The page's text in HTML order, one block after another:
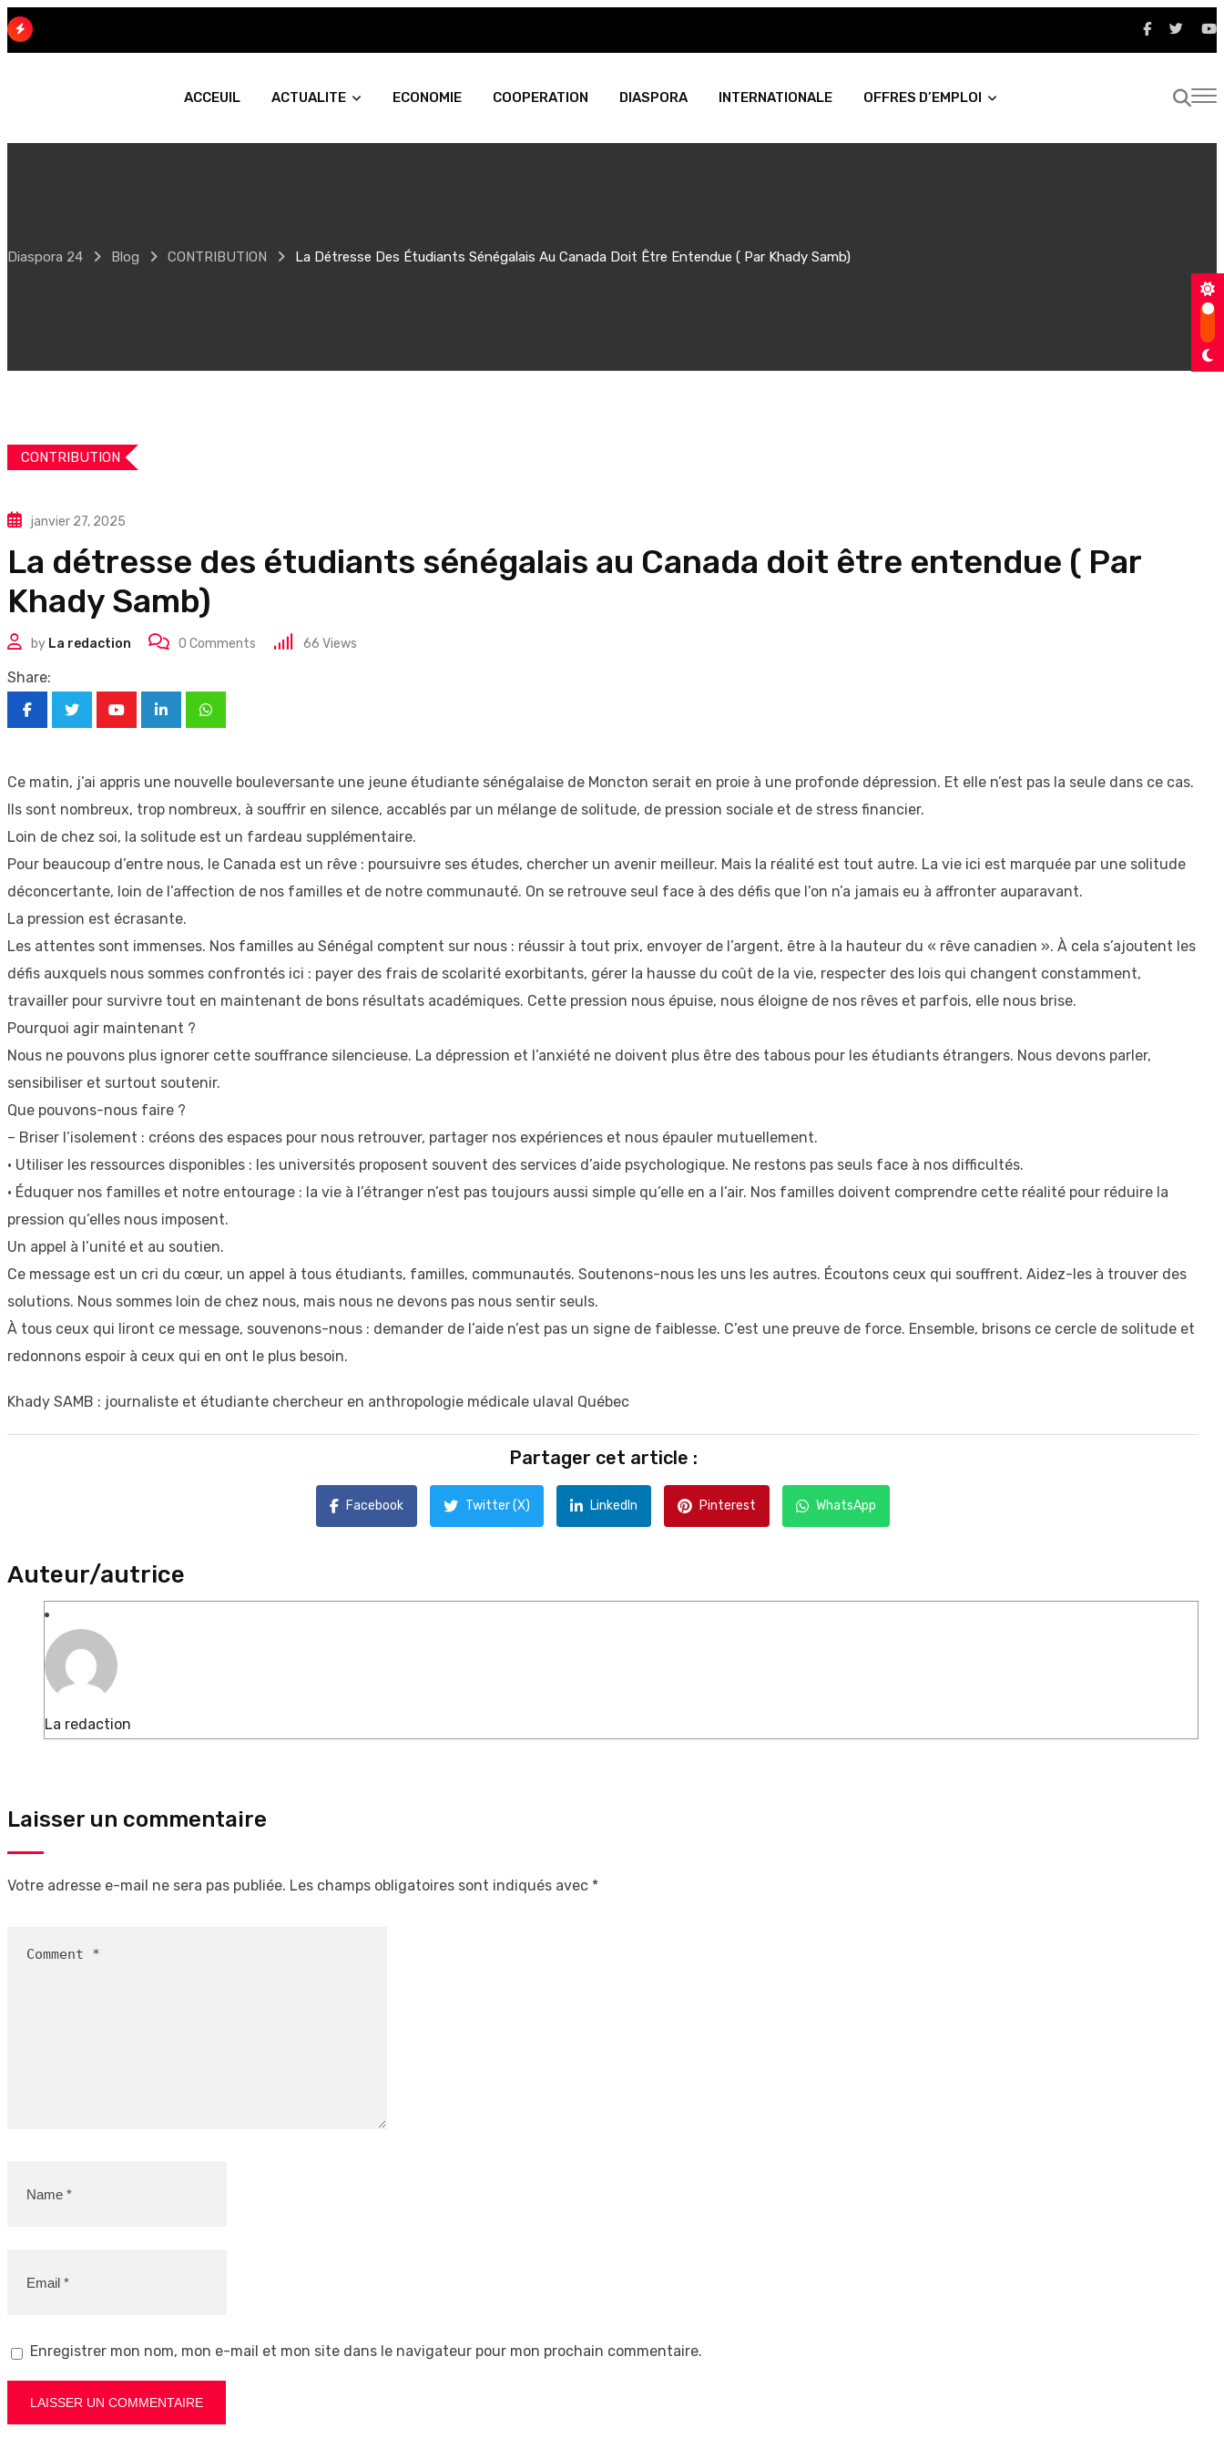
Skip
to
ACCEUIL ACTUALITE ECONOMIE COOPERATION DIASPORA INTERNATIONALE OFFRES D’EMPLOI
Diaspora 24 Blog CONTRIBUTION La Détresse Des Étudiants Sénégalais Au Canada Doit Être Entendue ( Par Khady Samb)
CONTRIBUTION
janvier 27, 2025
La détresse des étudiants sénégalais au Canada doit être entendue ( Par
Khady Samb)
by La redaction 0 Comments 66 Views
Share:
LinkedInWhatsapp
Ce matin, j’ai appris une nouvelle bouleversante une jeune étudiante sénégalaise de Moncton serait en proie à une profonde dépression. Et elle n’est pas la seule dans ce cas.
Ils sont nombreux, trop nombreux, à souffrir en silence, accablés par un mélange de solitude, de pression sociale et de stress financier.
Loin de chez soi, la solitude est un fardeau supplémentaire.
Pour beaucoup d’entre nous, le Canada est un rêve : poursuivre ses études, chercher un avenir meilleur. Mais la réalité est tout autre. La vie ici est marquée par une solitude
déconcertante, loin de l’affection de nos familles et de notre communauté. On se retrouve seul face à des défis que l’on n’a jamais eu à affronter auparavant.
La pression est écrasante.
Les attentes sont immenses. Nos familles au Sénégal comptent sur nous : réussir à tout prix, envoyer de l’argent, être à la hauteur du « rêve canadien ». À cela s’ajoutent les
défis auxquels nous sommes confrontés ici : payer des frais de scolarité exorbitants, gérer la hausse du coût de la vie, respecter des lois qui changent constamment,
travailler pour survivre tout en maintenant de bons résultats académiques. Cette pression nous épuise, nous éloigne de nos rêves et parfois, elle nous brise.
Pourquoi agir maintenant ?
Nous ne pouvons plus ignorer cette souffrance silencieuse. La dépression et l’anxiété ne doivent plus être des tabous pour les étudiants étrangers. Nous devons parler,
sensibiliser et surtout soutenir.
Que pouvons-nous faire ?
– Briser l’isolement : créons des espaces pour nous retrouver, partager nos expériences et nous épauler mutuellement.
• Utiliser les ressources disponibles : les universités proposent souvent des services d’aide psychologique. Ne restons pas seuls face à nos difficultés.
• Éduquer nos familles et notre entourage : la vie à l’étranger n’est pas toujours aussi simple qu’elle en a l’air. Nos familles doivent comprendre cette réalité pour réduire la
pression qu’elles nous imposent.
Un appel à l’unité et au soutien.
Ce message est un cri du cœur, un appel à tous étudiants, familles, communautés. Soutenons-nous les uns les autres. Écoutons ceux qui souffrent. Aidez-les à trouver des
solutions. Nous sommes loin de chez nous, mais nous ne devons pas nous sentir seuls.
À tous ceux qui liront ce message, souvenons-nous : demander de l’aide n’est pas un signe de faiblesse. C’est une preuve de force. Ensemble, brisons ce cercle de solitude et
redonnons espoir à ceux qui en ont le plus besoin.
Khady SAMB : journaliste et étudiante chercheur en anthropologie médicale ulaval Québec
Partager cet article :
Facebook Twitter (X) LinkedIn Pinterest WhatsApp
Auteur/autrice
La redaction
Laisser un commentaire
Votre adresse e-mail ne sera pas publiée. Les champs obligatoires sont indiqués avec *
Enregistrer mon nom, mon e-mail et mon site dans le navigateur pour mon prochain commentaire.